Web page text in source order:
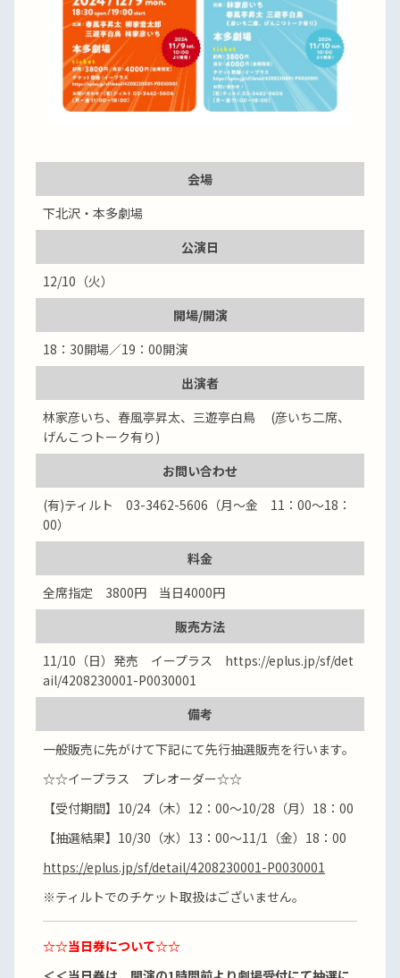
会場
下北沢・本多劇場
公演日
12/10（火）
開場/開演
18：30開場／19：00開演
出演者
林家彦いち、春風亭昇太、三遊亭白鳥 (彦いち二席、
げんこつトーク有り)
お問い合わせ
(有)ティルト 03-3462-5606（月～金 11：00～18：
00）
料金
全席指定 3800円 当日4000円
販売方法
11/10（日）発売 イープラス https://eplus.jp/sf/det
ail/4208230001-P0030001
備考
一般販売に先がけて下記にて先行抽選販売を行います。
☆☆イープラス プレオーダー☆☆
【受付期間】10/24（木）12：00～10/28（月）18：00
【抽選結果】10/30（水）13：00～11/1（金）18：00
https://eplus.jp/sf/detail/4208230001-P0030001
※ティルトでのチケット取扱はございません。
☆☆当日券について☆☆